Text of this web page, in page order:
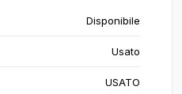
Disponibile
Usato
USATO